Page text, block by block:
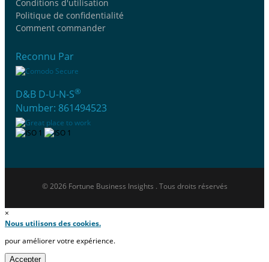
Conditions d'utilisation
Politique de confidentialité
Comment commander
Reconnu Par
D&B D-U-N-S®
Number: 861494523
© 2026 Fortune Business Insights . Tous droits réservés
×
Nous utilisons des cookies.
pour améliorer votre expérience.
Accepter